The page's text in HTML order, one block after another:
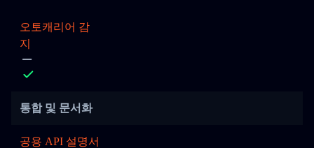
오토캐리어 감
지
통합 및 문서화
공용 API 설명서